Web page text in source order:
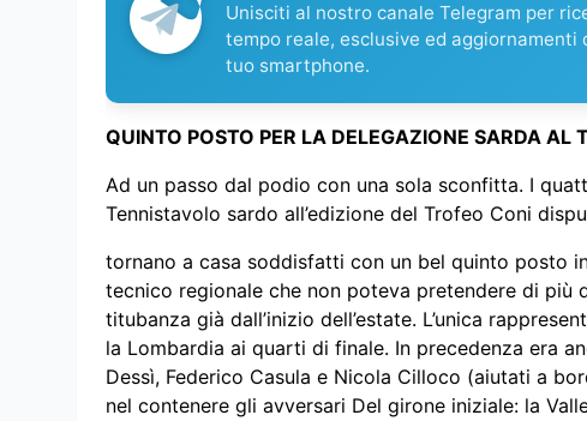
Unisciti al nostro canale Telegram per
tempo reale, esclusive ed aggiornamenti
tuo smartphone.
QUINTO POSTO PER LA DELEGAZIONE SARDA AL
Ad un passo dal podio con una sola sconfitta. I
Tennistavolo sardo all’edizione del Trofeo Coni
tornano a casa soddisfatti con un bel quinto posto
tecnico regionale che non poteva pretendere di più
titubanza già dall’inizio dell’estate. L’unica
la Lombardia ai quarti di finale. In precedenza era
Dessì, Federico Casula e Nicola Cilloco (aiutati a
nel contenere gli avversari Del girone iniziale: la